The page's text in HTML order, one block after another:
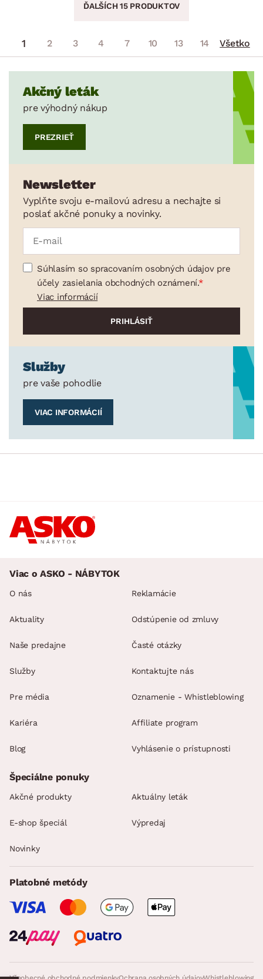
ĎALŠÍCH 15 PRODUKTOV
1 2 3 4 7 10 13 14 Všetko
Akčný leták
pre výhodný nákup
PREZRIEŤ
Newsletter
Vyplňte svoju e-mailovú adresu a nechajte si
poslať akčné ponuky a novinky.
Súhlasím so spracovaním osobných údajov pre
účely zasielania obchodných oznámení.
Viac informácií
Služby
pre vaše pohodlie
VIAC INFORMÁCIÍ
Viac o ASKO - NÁBYTOK
O nás
Aktuality
Naše predajne
Služby
Pre média
Kariéra
Blog
Reklamácie
Odstúpenie od zmluvy
Časté otázky
Kontaktujte nás
Oznamenie - Whistleblowing
Affiliate program
Vyhlásenie o prístupnosti
Špeciálne ponuky
Akčné produkty Aktuálny leták
E-shop špeciál Výpredaj
Novinky
Platobné metódy